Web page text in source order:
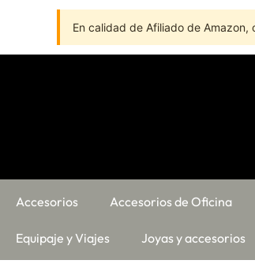
En calidad de Afiliado de
Accesorios Accesorios de Oficina
Equipaje y Viajes Joyas y accesorios